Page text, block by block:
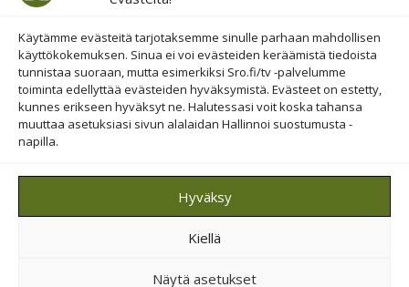
Käytämme evästeitä tarjotaksemme sinulle parhaan mahdollisen
käyttökokemuksen. Sinua ei voi evästeiden keräämistä tiedoista
tunnistaa suoraan, mutta esimerkiksi Sro.fi/tv -palvelumme
toiminta edellyttää evästeiden hyväksymistä. Evästeet on estetty,
kunnes erikseen hyväksyt ne. Halutessasi voit koska tahansa
muuttaa asetuksiasi sivun alalaidan Hallinnoi suostumusta -
napilla.
Hyväksy
Kiellä
Näytä asetukset
Hallinnoi evästeitä
Etsi sivuiltamme
© 2019-2026 Suomen Raamattuopiston Säätiö
Saavutettavuus huomioitu
Tietosuojajaehdot